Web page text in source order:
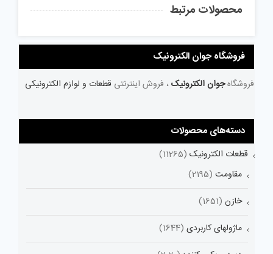
محصولات مرتبط
فروشگاه جوان الکترونیک
فروشگاهجوان الکترونیک ، فروش اینترنتی قطعات و لوازم الکترونیکی
دسته‌های محصولات
قطعات الکترونیک (11265)
مقاومت (2195)
خازن (1651)
ماژولهای کاربردی (1644)